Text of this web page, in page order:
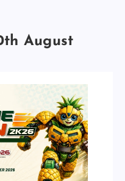
August